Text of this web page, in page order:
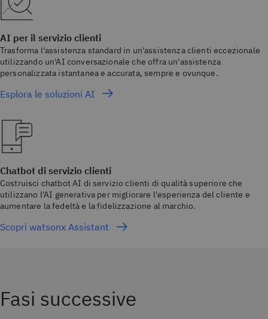
AI per il servizio clienti
Trasforma l'assistenza standard in un'assistenza clienti eccezionale
utilizzando un'AI conversazionale che offra un'assistenza
personalizzata istantanea e accurata, sempre e ovunque.
Esplora le soluzioni AI
Chatbot di servizio clienti
Costruisci chatbot AI di servizio clienti di qualità superiore che
utilizzano l'AI generativa per migliorare l'esperienza del cliente e
aumentare la fedeltà e la fidelizzazione al marchio.
Scopri watsonx Assistant
Fasi successive